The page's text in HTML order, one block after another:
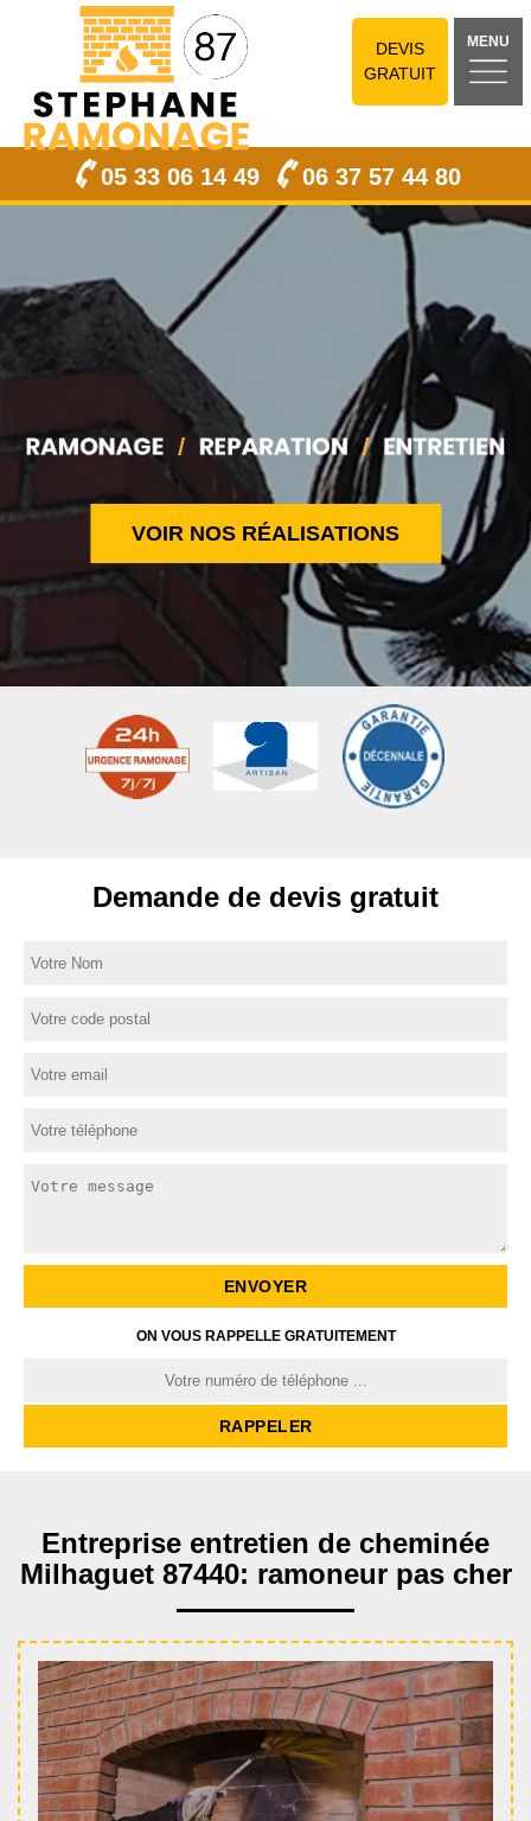
DEVIS
GRATUIT
MENU
05 33 06 14 49 06 37 57 44 80
VOIR NOS RÉALISATIONS
Demande de devis gratuit
ON VOUS RAPPELLE GRATUITEMENT
Entreprise entretien de cheminée
Milhaguet 87440: ramoneur pas cher